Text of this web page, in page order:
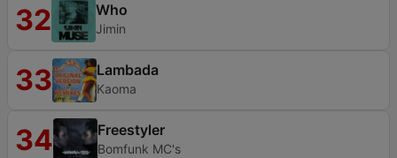
32 Who
Jimin
33 Lambada
Kaoma
34 Freestyler
Bomfunk MC's